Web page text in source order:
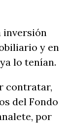
inversión
y en
lo tenían.
contratar,
del Fondo
por